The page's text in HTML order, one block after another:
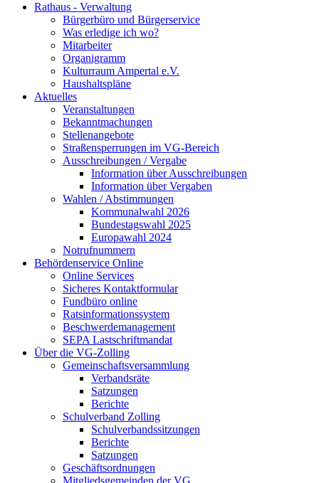
Rathaus - Verwaltung
Bürgerbüro und Bürgerservice
Was erledige ich wo?
Mitarbeiter
Organigramm
Kulturraum Ampertal e.V.
Haushaltspläne
Aktuelles
Veranstaltungen
Bekanntmachungen
Stellenangebote
Straßensperrungen im VG-Bereich
Ausschreibungen / Vergabe
Information über Ausschreibungen
Information über Vergaben
Wahlen / Abstimmungen
Kommunalwahl 2026
Bundestagswahl 2025
Europawahl 2024
Notrufnummern
Behördenservice Online
Online Services
Sicheres Kontaktformular
Fundbüro online
Ratsinformationssystem
Beschwerdemanagement
SEPA Lastschriftmandat
Über die VG-Zolling
Gemeinschaftsversammlung
Verbandsräte
Satzungen
Berichte
Schulverband Zolling
Schulverbandssitzungen
Berichte
Satzungen
Geschäftsordnungen
Mitgliedsgemeinden der VG